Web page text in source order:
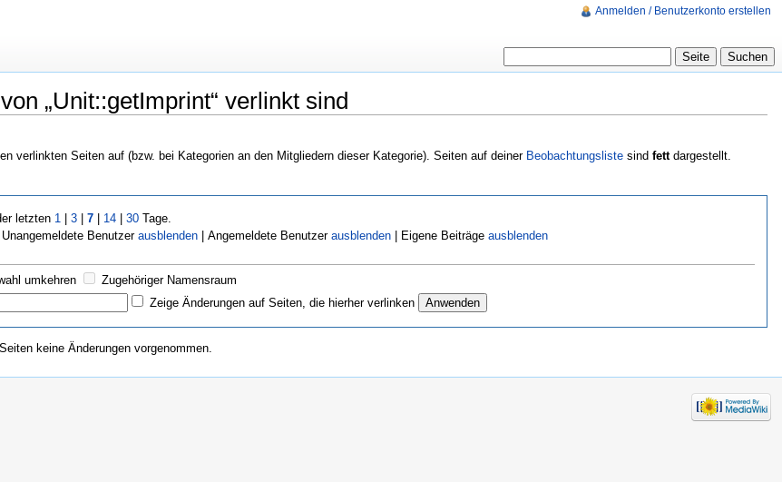
„Unit::getImprint“ verlinkt sind
verlinkten Seiten auf (bzw. bei Kategorien an den Mitgliedern dieser Kategorie). Seiten auf deiner Beobachtungsliste sind fettdargestellt.
letzten 1| 3| 7| 14| 30Tage.
Benutzer ausblenden| Angemeldete Benutzer ausblenden| Eigene Beiträge ausblenden
umkehren
Zugehöriger Namensraum
Zeige Änderungen auf Seiten, die hierher verlinken
keine Änderungen vorgenommen.
Anmelden / Benutzerkonto erstellen